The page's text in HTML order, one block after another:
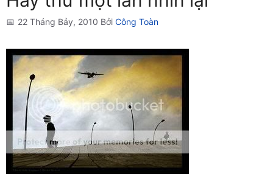
22 Tháng Bảy, 2010 Bởi Công Toàn